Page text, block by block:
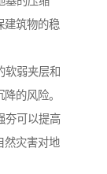
建筑物的稳
软弱夹层和
的风险。
夯可以提高
然灾害对地